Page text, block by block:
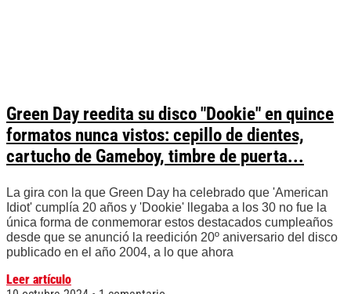
Green Day reedita su disco "Dookie" en quince
formatos nunca vistos: cepillo de dientes,
cartucho de Gameboy, timbre de puerta...
La gira con la que Green Day ha celebrado que 'American
Idiot' cumplía 20 años y 'Dookie' llegaba a los 30 no fue la
única forma de conmemorar estos destacados cumpleaños
desde que se anunció la reedición 20º aniversario del disco
publicado en el año 2004, a lo que ahora
Leer artículo